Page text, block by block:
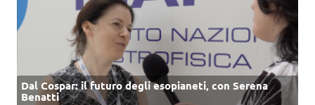
Dal Cospar: il futuro degli esopianeti, con Serena
Benatti